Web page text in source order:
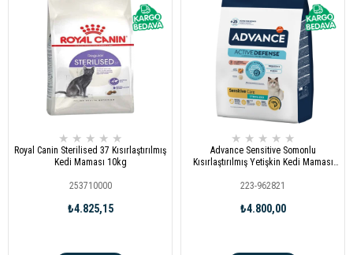
★ ★ ★ ★ ★
Royal Canin Sterilised 37 Kısırlaştırılmış
Kedi Maması 10kg
253710000
₺4.825,15
★ ★ ★ ★ ★
Advance Sensitive Somonlu
Kısırlaştırılmış Yetişkin Kedi Maması
223-962821
₺4.800,00